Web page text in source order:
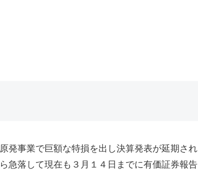
発事業で巨額な特損を出し決算発表が延期され
急落して現在も３月１４日までに有価証券報告